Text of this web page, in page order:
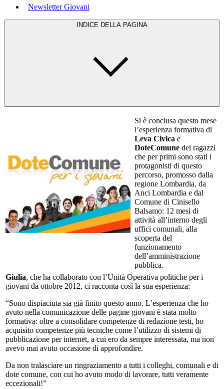
Newsletter Giovani
INDICE DELLA PAGINA
Si è conclusa questo mese
l’esperienza formativa di
Leva Civica e
DoteComune dei ragazzi
che per primi sono stati i
protagonisti di questo
percorso, promosso dalla
regione Lombardia, da
Anci Lombardia e dal
Comune di Cinisello
Balsamo: 12 mesi di
attività all’interno degli
uffici comunali, alla
scoperta del
funzionamento
dell’amministrazione
pubblica.
Giulia, che ha collaborato con l’Unità Operativa politiche per i
giovani da ottobre 2012, ci racconta così la sua esperienza:
“Sono dispiaciuta sia già finito questo anno. L’esperienza che ho
avuto nella comunicazione delle pagine giovani è stata molto
formativa: oltre a consolidare competenze di redazione testi, ho
acquisito competenze più tecniche come l’utilizzo di sistemi di
pubblicazione per internet, a cui ero da sempre interessata, ma non
avevo mai avuto occasione di approfondire.
Da non tralasciare un ringraziamento a tutti i colleghi, comunali e di
dote comune, con cui ho avuto modo di lavorare, tutti veramente
eccezionali!”